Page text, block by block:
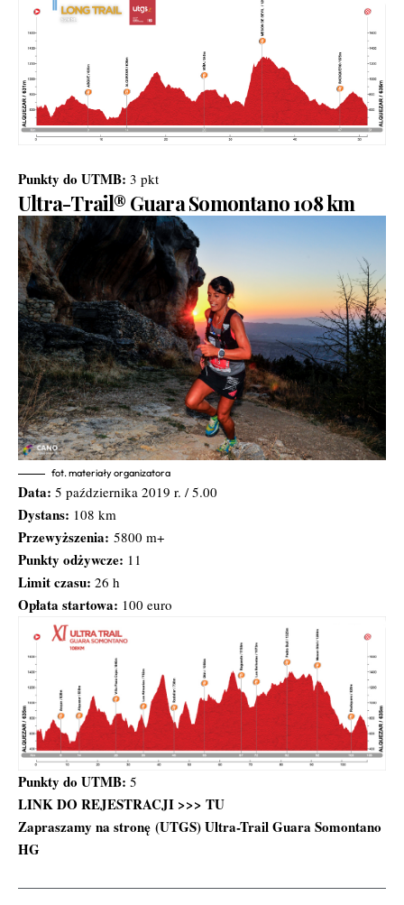
Punkty do UTMB: 3 pkt
Ultra-Trail® Guara Somontano 108 km
fot. materiały organizatora
Data: 5 października 2019 r. / 5.00
Dystans: 108 km
Przewyższenia: 5800 m+
Punkty odżywcze: 11
Limit czasu: 26 h
Opłata startowa: 100 euro
Punkty do UTMB: 5
LINK DO REJESTRACJI >>> TU
Zapraszamy na stronę (UTGS) Ultra-Trail Guara Somontano
HG